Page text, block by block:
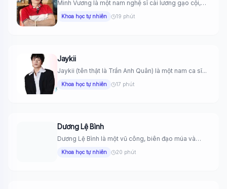
Minh Vương là một nam nghệ sĩ cải lương gạo cội,
Khoa học tự nhiên 19 phút
Jaykii
Jaykii (tên thật là Trần Anh Quân) là một nam ca sĩ...
Khoa học tự nhiên 17 phút
Dương Lệ Bình
Dương Lệ Bình là một vũ công, biên đạo múa và
Khoa học tự nhiên 20 phút